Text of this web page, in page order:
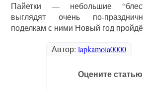
Пайетки — небольшие
выглядят очень по-
поделкам с ними Новый год
Автор: lapkamoia0000
Оцените